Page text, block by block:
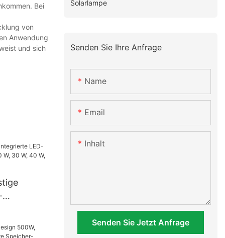
Bei
von
Anwendung
und sich
W, 80
Solarlampe
Senden Sie Ihre Anfrage
Name
Email
Inhalt
Senden Sie Jetzt Anfrage